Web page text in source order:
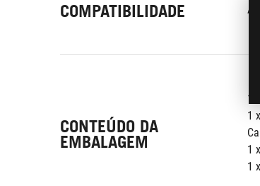
COMPATIBILIDADE
CONTEÚDO DA
EMBALAGEM
1
1
1
1